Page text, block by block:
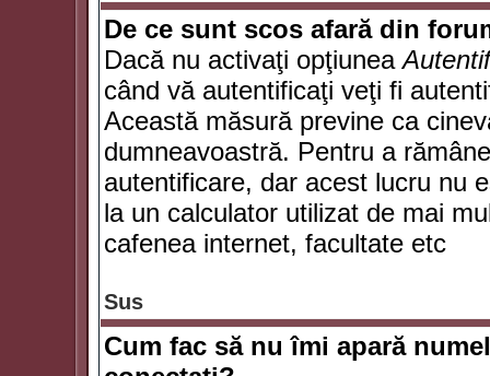
De ce sunt scos afară din
Dacă nu activaţi opţiunea
când vă autentificaţi veţi fi
Această măsură previne ca
dumneavoastră. Pentru a
autentificare, dar acest lucru nu
la un calculator utilizat de mai
cafenea internet, facultate etc
Sus
Cum fac să nu îmi apară